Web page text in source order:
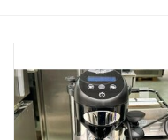
über uns